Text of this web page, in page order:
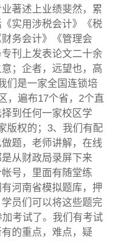
著述上业绩斐然，累
实用涉税会计》《税
务会计》《管理会
刊上发表论文二十余
；企者，远望也，高
们是一家全国连锁培
，遍布17个省，2个直
到任何一家校区学
版权的；3、我们有配
题，老师讲解，在线
从财政局录屏下来
号，里面有随堂练
河南省模拟题库，押
员们可以将这些题完
考试了。我们有考试
的重点，难点，疑